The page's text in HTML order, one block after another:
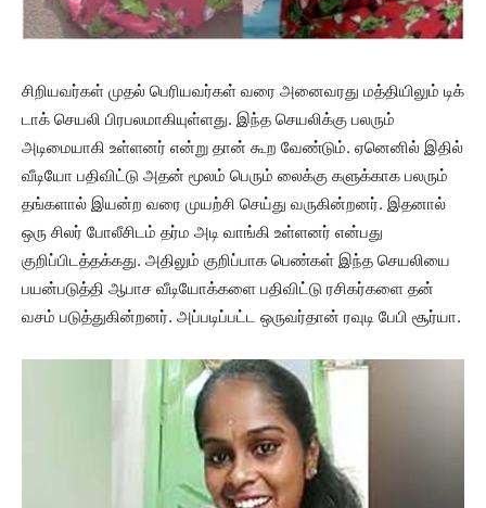
சிறியவர்கள் முதல் பெரியவர்கள் வரை அனைவரது மத்தியிலும் டிக்
டாக் செயலி பிரபலமாகியுள்ளது. இந்த செயலிக்கு பலரும்
அடிமையாகி உள்ளனர் என்று தான் கூற வேண்டும். ஏனெனில் இதில்
வீடியோ பதிவிட்டு அதன் மூலம் பெரும் லைக்கு களுக்காக பலரும்
தங்களால் இயன்ற வரை முயற்சி செய்து வருகின்றனர். இதனால்
ஒரு சிலர் போலீசிடம் தர்ம அடி வாங்கி உள்ளனர் என்பது
குறிப்பிடத்தக்கது. அதிலும் குறிப்பாக பெண்கள் இந்த செயலியை
பயன்படுத்தி ஆபாச வீடியோக்களை பதிவிட்டு ரசிகர்களை தன்
வசம் படுத்துகின்றனர். அப்படிப்பட்ட ஒருவர்தான் ரவுடி பேபி சூர்யா.